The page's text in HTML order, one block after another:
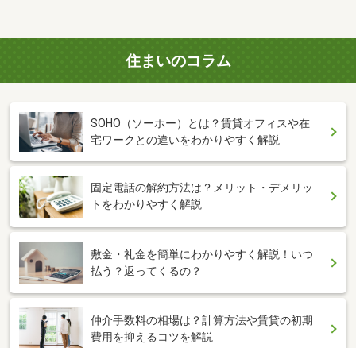
住まいのコラム
SOHO（ソーホー）とは？賃貸オフィスや在
宅ワークとの違いをわかりやすく解説
固定電話の解約方法は？メリット・デメリッ
トをわかりやすく解説
敷金・礼金を簡単にわかりやすく解説！いつ
払う？返ってくるの？
仲介手数料の相場は？計算方法や賃貸の初期
費用を抑えるコツを解説